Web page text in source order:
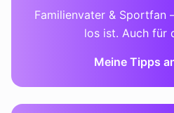
Familienvater & Sportfan
los ist. Auch für
Meine Tipps